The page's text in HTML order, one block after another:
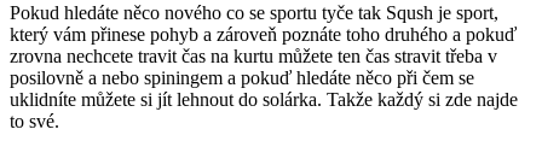
Pokud hledáte něco nového co se sportu tyče tak Sqush je sport,
který vám přinese pohyb a zároveň poznáte toho druhého a pokuď
zrovna nechcete travit čas na kurtu můžete ten čas stravit třeba v
posilovně a nebo spiningem a pokuď hledáte něco při čem se
uklidníte můžete si jít lehnout do solárka. Takže každý si zde najde
to své.